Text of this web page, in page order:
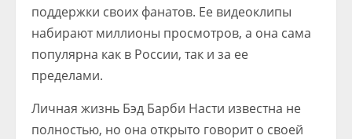
поддержки своих фанатов. Ее видеоклипы
набирают миллионы просмотров, а она сама
популярна как в России, так и за ее
пределами.
Личная жизнь Бэд Барби Насти известна не
полностью, но она открыто говорит о своей